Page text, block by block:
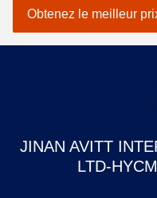
bâtiment grue
Obtenez le meilleur
JINAN AVITT
LTD-